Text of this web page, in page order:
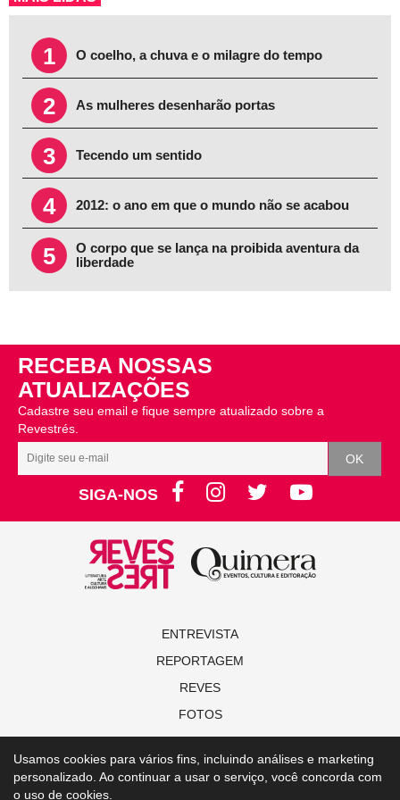
1 O coelho, a chuva e o milagre do tempo
2 As mulheres desenharão portas
3 Tecendo um sentido
4 2012: o ano em que o mundo não se acabou
5
O corpo que se lança na proibida aventura da
liberdade
RECEBA NOSSAS
ATUALIZAÇÕES
Cadastre seu email e fique sempre atualizado sobre a
Revestrés.
SIGA-NOS
ENTREVISTA
REPORTAGEM
REVES
FOTOS
NOVAS
ALGO MAIS
Usamos cookies para vários fins, incluindo análises e marketing
personalizado. Ao continuar a usar o serviço, você concorda com
o uso de cookies.